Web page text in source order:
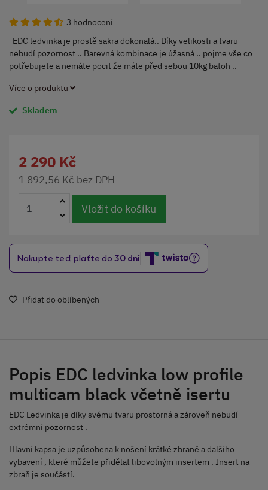
3 hodnocení
EDC ledvinka je prostě sakra dokonalá.. Díky velikosti a tvaru
nebudí pozornost .. Barevná kombinace je úžasná .. pojme vše co
potřebujete a nemáte pocit že máte před sebou 10kg batoh ..
Více o produktu
Skladem
2 290 Kč
1 892,56 Kč bez DPH
Vložit do košíku
Přidat do oblíbených
Popis EDC ledvinka low profile
multicam black včetně isertu
EDC Ledvinka je díky svému tvaru prostorná a zároveň nebudí
extrémní pozornost .
Hlavní kapsa je uzpůsobena k nošení krátké zbraně a dalšího
vybavení , které můžete přidělat libovolným insertem . Insert na
zbraň je součástí.